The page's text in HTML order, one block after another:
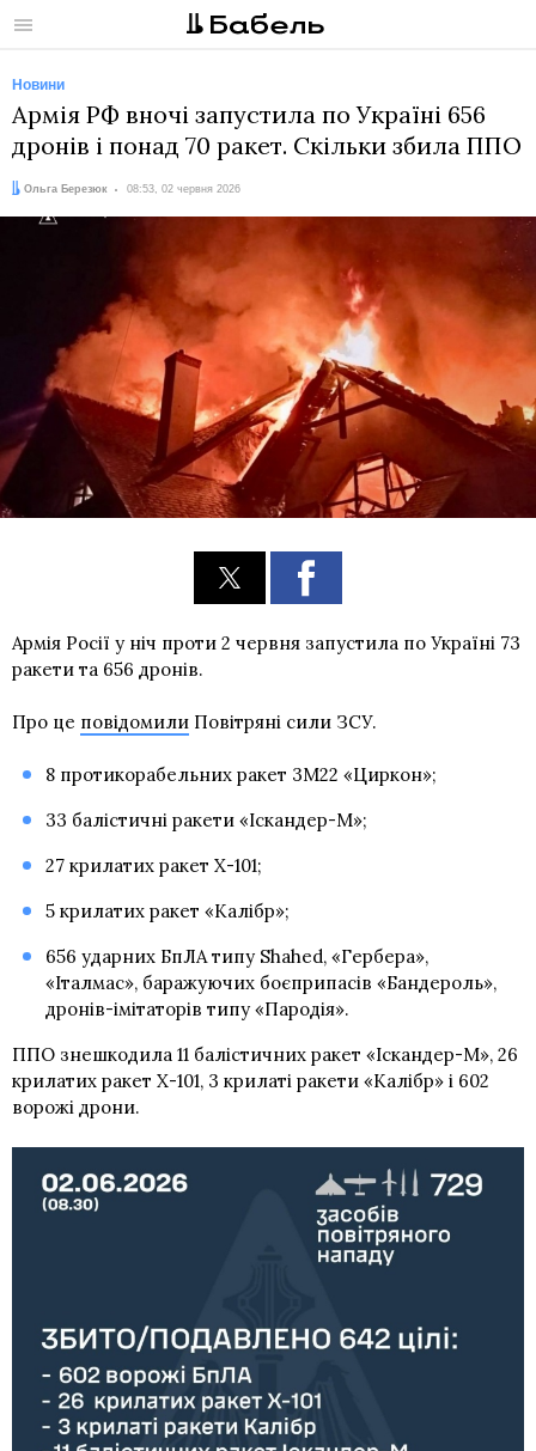
Меню
Новини
Армія РФ вночі запустила по Україні 656
дронів і понад 70 ракет. Скільки збила ППО
Автор:
Ольга Березюк
Дата: 08:53, 02 червня 2026
Армія Росії у ніч проти 2 червня запустила по Україні 73
ракети та 656 дронів.
Про це повідомили Повітряні сили ЗСУ.
8 протикорабельних ракет 3М22 «Циркон»;
33 балістичні ракети «Іскандер-М»;
27 крилатих ракет Х-101;
5 крилатих ракет «Калібр»;
656 ударних БпЛА типу Shahed, «Гербера»,
«Італмас», баражуючих боєприпасів «Бандероль»,
дронів-імітаторів типу «Пародія».
ППО знешкодила 11 балістичних ракет «Іскандер-М», 26
крилатих ракет Х-101, 3 крилаті ракети «Калібр» і 602
ворожі дрони.